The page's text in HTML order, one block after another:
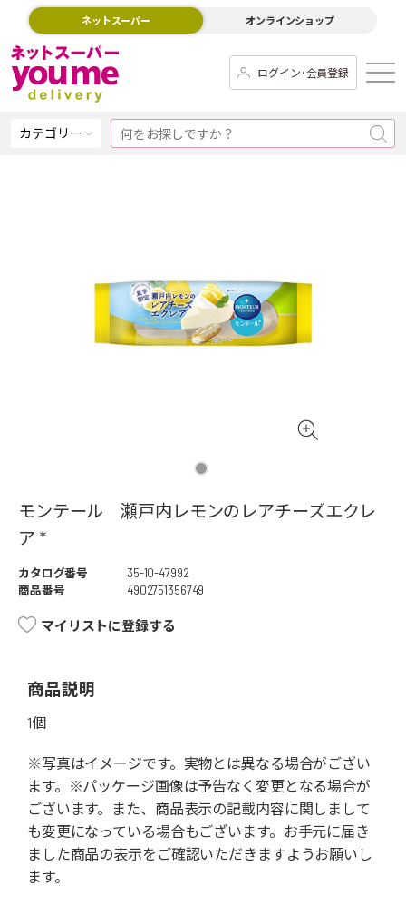
ネットスーパー オンラインショップ
ログイン･会員登録
カテゴリー
モンテール 瀬戸内レモンのレアチーズエクレ
ア *
カタログ番号
35-10-47992
商品番号
4902751356749
マイリストに登録する
商品説明
1個
※写真はイメージです。実物とは異なる場合がござい
ます。※パッケージ画像は予告なく変更となる場合が
ございます。また、商品表示の記載内容に関しまして
も変更になっている場合もございます。お手元に届き
ました商品の表示をご確認いただきますようお願いし
ます。